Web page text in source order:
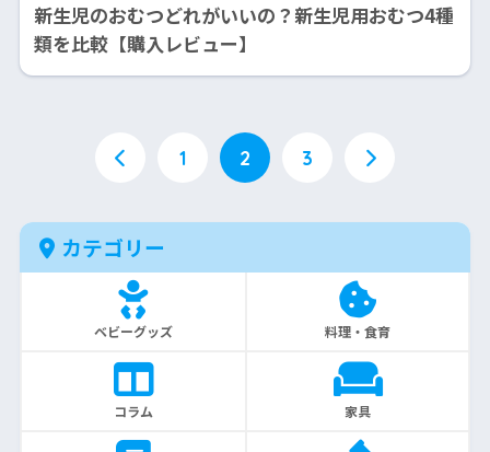
新生児のおむつどれがいいの？新生児用おむつ4種
類を比較【購入レビュー】
1 2 3
カテゴリー
ベビーグッズ 料理・食育
コラム 家具